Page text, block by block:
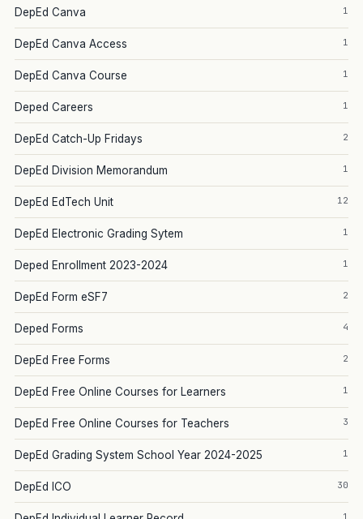
DepEd Canva 1
DepEd Canva Access 1
DepEd Canva Course 1
Deped Careers 1
DepEd Catch-Up Fridays 2
DepEd Division Memorandum 1
DepEd EdTech Unit 12
DepEd Electronic Grading Sytem 1
Deped Enrollment 2023-2024 1
DepEd Form eSF7 2
Deped Forms 4
DepEd Free Forms 2
DepEd Free Online Courses for Learners 1
DepEd Free Online Courses for Teachers 3
DepEd Grading System School Year 2024-2025 1
DepEd ICO 30
1